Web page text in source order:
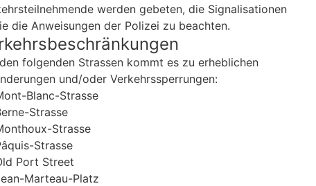
werden gebeten, die Signalisationen
die Anweisungen der Polizei zu beachten.
folgenden Strassen kommt es zu erheblichen
und/oder Verkehrssperrungen:
Blanc-Strasse
Strasse
Strasse
Strasse
Port Street
Marteau-Platz